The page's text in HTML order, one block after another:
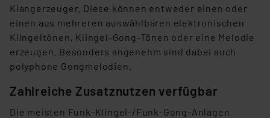
Klangerzeuger. Diese können entweder einen oder
einen aus mehreren auswählbaren elektronischen
Klingeltönen, Klingel-Gong-Tönen oder eine Melodie
erzeugen. Besonders angenehm sind dabei auch
polyphone Gongmelodien.
Zahlreiche Zusatznutzen verfügbar
Die meisten Funk-Klingel-/Funk-Gong-Anlagen